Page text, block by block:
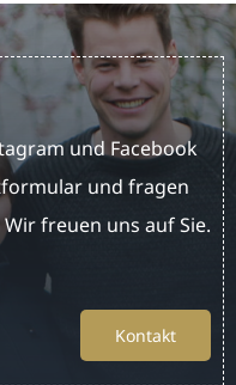
und Facebook
und fragen
freuen uns auf Sie.
Kontakt